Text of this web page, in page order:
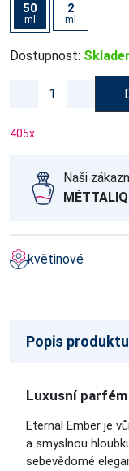
50
ml
2
ml
Dostupnost:
405x
Naši
květinové
Popis produktu
Luxusní
Eternal Ember je
a smyslnou
sebevědomé